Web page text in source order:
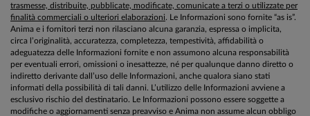
trasmesse, distribuite, pubblicate, modificate, comunicate a terzi o utilizzate per
finalità commerciali o ulteriori elaborazioni. Le Informazioni sono fornite “as is”.
Anima e i fornitori terzi non rilasciano alcuna garanzia, espressa o implicita,
circa l’originalità, accuratezza, completezza, tempestività, affidabilità o
adeguatezza delle Informazioni fornite e non assumono alcuna responsabilità
per eventuali errori, omissioni o inesattezze, né per qualunque danno diretto o
indiretto derivante dall’uso delle Informazioni, anche qualora siano stati
informati della possibilità di tali danni. L’utilizzo delle Informazioni avviene a
esclusivo rischio del destinatario. Le Informazioni possono essere soggette a
modifiche o aggiornamenti senza preavviso e Anima non assume alcun obbligo